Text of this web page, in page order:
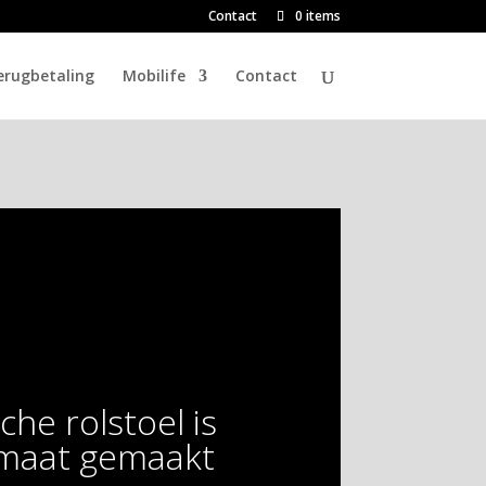
Contact 0 items
Mobilife Contact
rolstoel is
gemaakt